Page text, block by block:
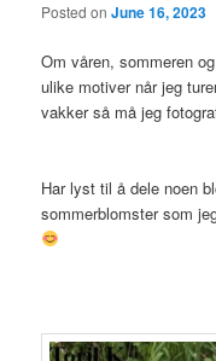
Posted onJune 16, 2023
Om våren, sommeren
ulike motiver når jeg
vakker så må jeg
Har lyst til å dele noen
sommerblomster som